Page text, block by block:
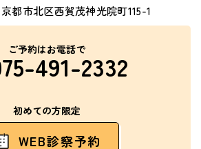
京都市北区西賀茂神光院町115-1
ご予約はお電話で
491-2332
初めての方限定
WEB診察予約